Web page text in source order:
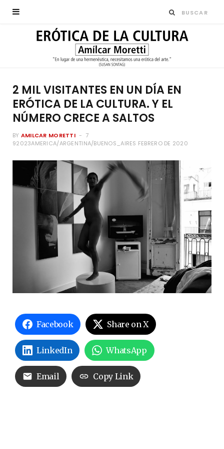
2 MIL VISITANTES EN UN DÍA EN
ERÓTICA DE LA CULTURA. Y EL
NÚMERO CRECE A SALTOS
BY AMILCAR MORETTI
7
92023AMERICA/ARGENTINA/BUENOS_AIRES FEBRERO DE 2020
Facebook Share on X
LinkedIn WhatsApp
Email Copy Link